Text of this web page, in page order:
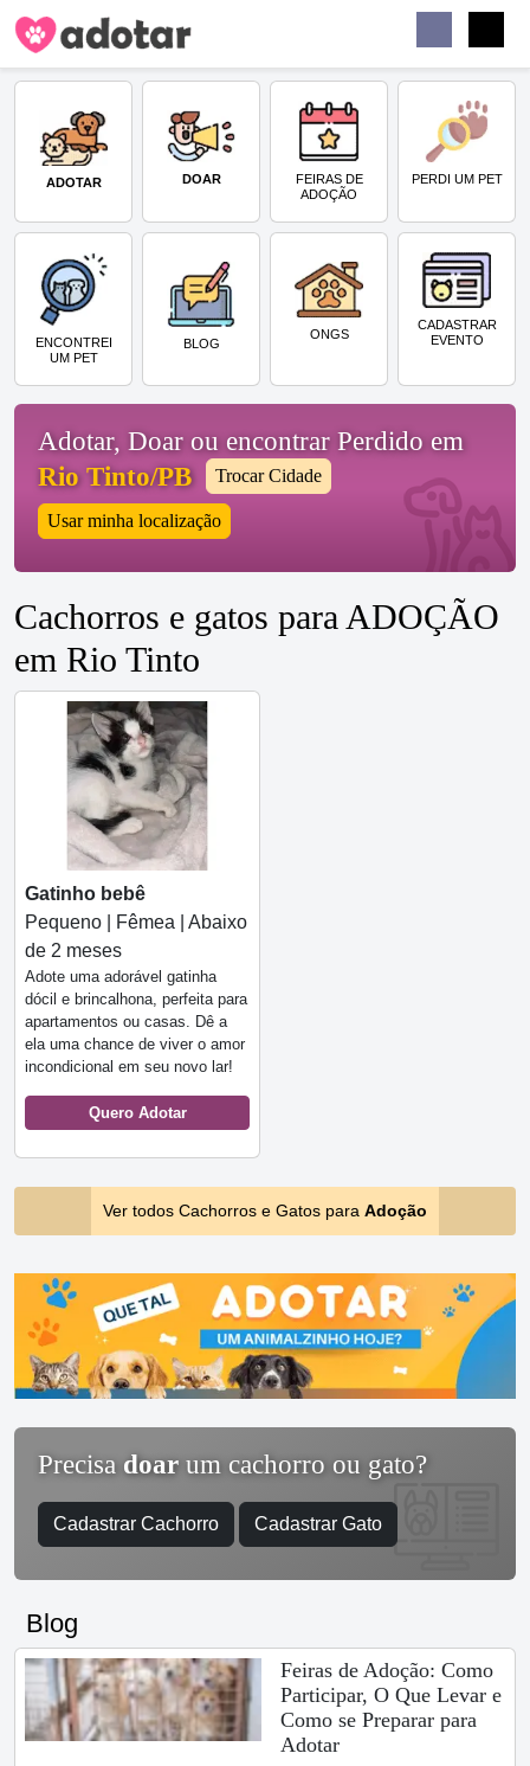
ADOTAR DOAR
FEIRAS DE
ADOÇÃO
PERDI UM PET
ENCONTREI
UM PET
BLOG
ONGS
CADASTRAR
EVENTO
Adotar, Doar ou encontrar Perdido em
Rio Tinto/PB
Trocar Cidade
Usar minha localização
Cachorros e gatos para ADOÇÃO
em Rio Tinto
Gatinho bebê
Pequeno | Fêmea | Abaixo
de 2 meses
Adote uma adorável gatinha
dócil e brincalhona, perfeita para
apartamentos ou casas. Dê a
ela uma chance de viver o amor
incondicional em seu novo lar!
Quero Adotar
Ver todos Cachorros e Gatos para Adoção
Precisa doar um cachorro ou gato?
Cadastrar Cachorro Cadastrar Gato
Blog
Feiras de Adoção: Como
Participar, O Que Levar e
Como se Preparar para
Adotar